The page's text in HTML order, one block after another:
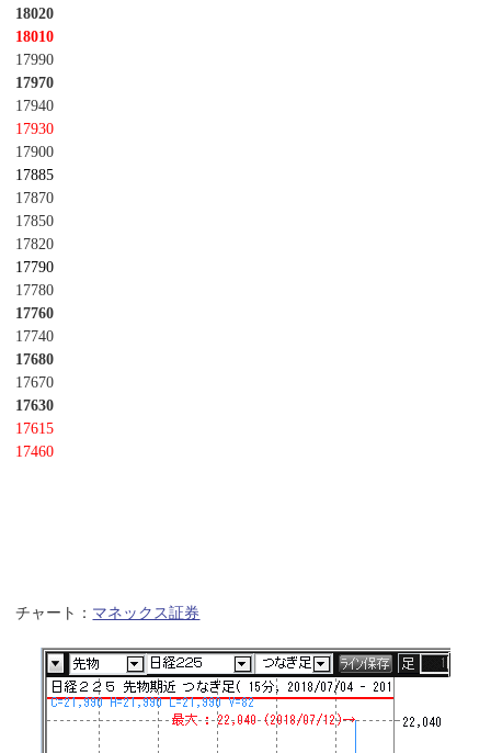
18020
18010
17990
17970
17940
17930
17900
17885
17870
17850
17820
17790
17780
17760
17740
17680
17670
17630
17615
17460
チャート： マネックス証券